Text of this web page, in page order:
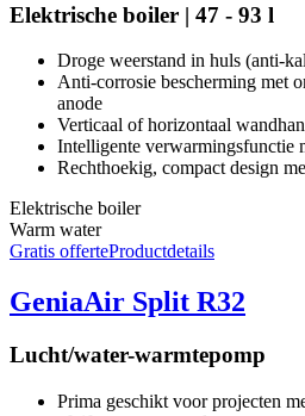
Elektrische boiler | 47 - 93 l
Droge weerstand in huls (anti-
Anti-corrosie bescherming met
anode
Verticaal of horizontaal
Intelligente verwarmingsfunctie
Rechthoekig, compact design
Elektrische boiler
Warm water
Gratis offerteProductdetails
GeniaAir Split R32
Lucht/water-warmtepomp
Prima geschikt voor projecten